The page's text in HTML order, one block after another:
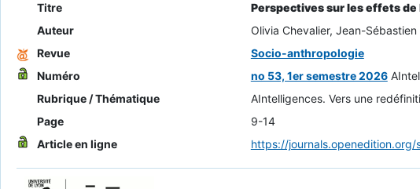
Titre
Perspectives sur les effets
Auteur
Olivia Chevalier, Jean-Sébastien
Revue
Socio-anthropologie
Numéro
no 53, 1er semestre 2026
Rubrique / Thématique
AIntelligences. Vers une
Page
9-14
Article en ligne
https://